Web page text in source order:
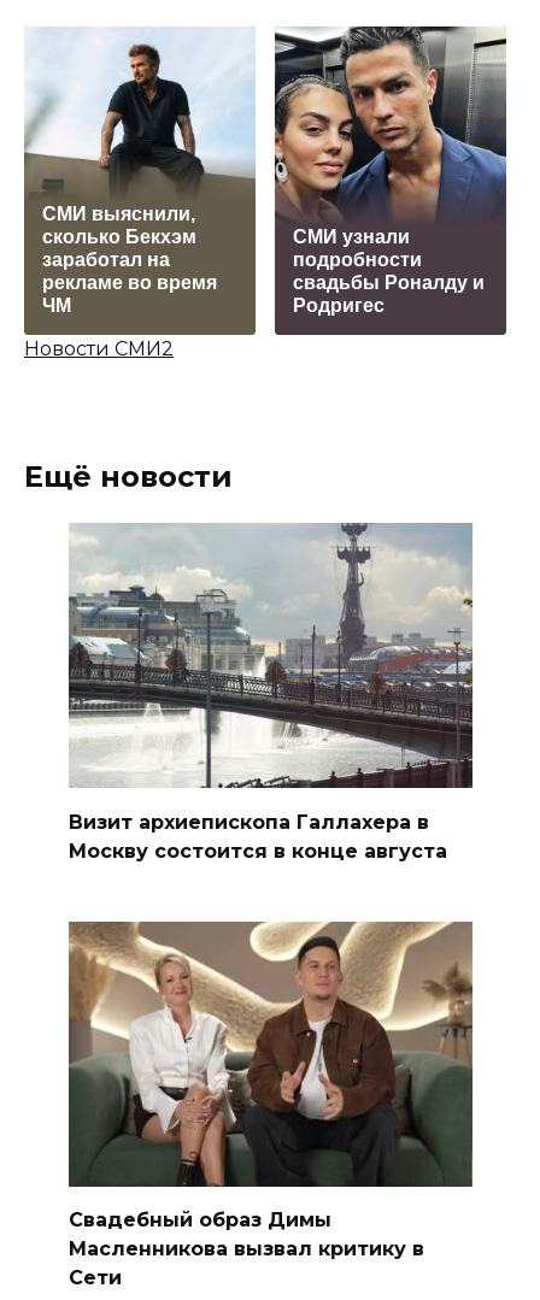
СМИ выяснили,
сколько Бекхэм
заработал на
рекламе во время
ЧМ
СМИ узнали
подробности
свадьбы Роналду и
Родригес
Новости СМИ2
Ещё новости
Визит архиепископа Галлахера в
Москву состоится в конце августа
Свадебный образ Димы
Масленникова вызвал критику в
Сети